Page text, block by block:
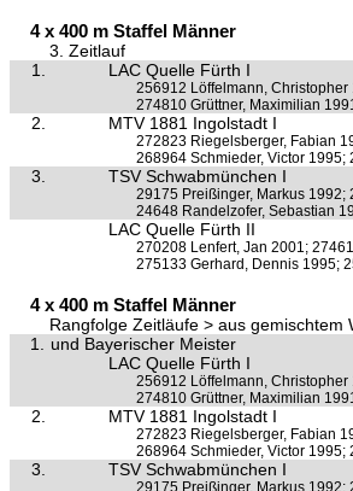
4 x 400 m Staffel Männer
3. Zeitlauf
1.
LAC Quelle Fürth I
256912 Löffelmann,
274810 Grüttner, Maximilian
2. MTV 1881 Ingolstadt I
272823 Riegelsberger, Fabian
268964 Schmieder, Victor
3. TSV Schwabmünchen I
29175 Preißinger, Markus 1992;
24648 Randelzofer, Sebastian
LAC Quelle Fürth II
270208 Lenfert, Jan 2001;
275133 Gerhard, Dennis 1995;
4 x 400 m Staffel Männer
Rangfolge Zeitläufe > aus gemischtem
1.
und Bayerischer Meister
LAC Quelle Fürth I
256912 Löffelmann,
274810 Grüttner, Maximilian
2. MTV 1881 Ingolstadt I
272823 Riegelsberger, Fabian
268964 Schmieder, Victor
3. TSV Schwabmünchen I
29175 Preißinger, Markus 1992;